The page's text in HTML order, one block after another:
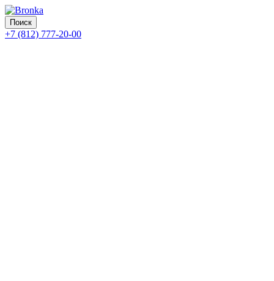
Поиск
+7 (812) 777-20-00